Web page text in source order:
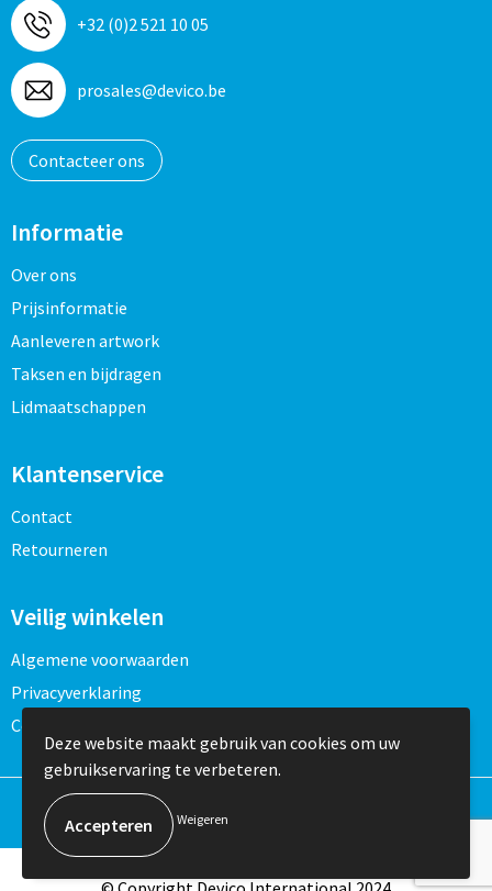
+32 (0)2 521 10 05
prosales@devico.be
Contacteer ons
Informatie
Over ons
Prijsinformatie
Aanleveren artwork
Taksen en bijdragen
Lidmaatschappen
Klantenservice
Contact
Retourneren
Veilig winkelen
Algemene voorwaarden
Privacyverklaring
Cookieverklaring
Deze website maakt gebruik van cookies om uw
gebruikservaring te verbeteren.
Weigeren